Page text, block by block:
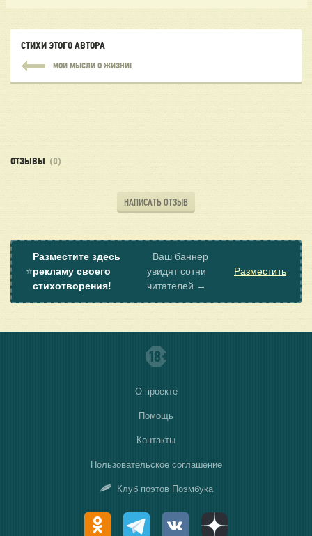
СТИХИ ЭТОГО АВТОРА
МОИ МЫСЛИ О ЖИЗНИ!
ОТЗЫВЫ (0)
НАПИСАТЬ ОТЗЫВ
⭐
Разместите здесь
рекламу своего
стихотворения!
Ваш баннер
увидят сотни
читателей →
Разместить
О проекте
Помощь
Контакты
Пользовательское соглашение
Клуб поэтов Поэмбука